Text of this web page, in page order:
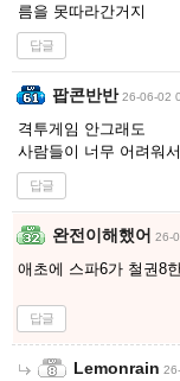
름을 못따라간거지
답글
팝콘반반 26-06-02
격투게임 안그래도
사람들이 너무 어려워
답글
완전이해했어 26-
애초에 스파6가 철권8
답글
Lemonrain